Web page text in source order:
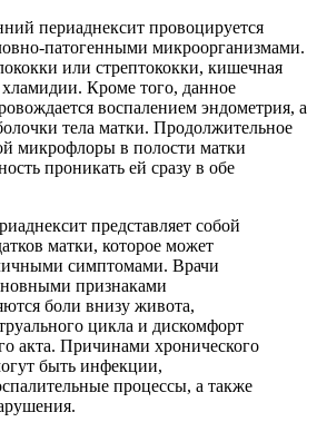
периаднексит провоцируется
патогенными микроорганизмами.
или стрептококки, кишечная
Кроме того, данное
воспалением эндометрия, а
тела матки. Продолжительное
микрофлоры в полости матки
проникать ей сразу в обе
представляет собой
матки, которое может
симптомами. Врачи
признаками
боли внизу живота,
цикла и дискомфорт
акта. Причинами хронического
быть инфекции,
процессы, а также